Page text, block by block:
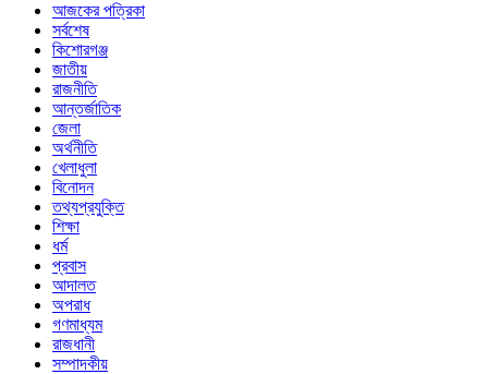
আজকের পত্রিকা
সর্বশেষ
কিশোরগঞ্জ
জাতীয়
রাজনীতি
আন্তর্জাতিক
জেলা
অর্থনীতি
খেলাধুলা
বিনোদন
তথ্যপ্রযুক্তি
শিক্ষা
ধর্ম
প্রবাস
আদালত
অপরাধ
গণমাধ্যম
রাজধানী
সম্পাদকীয়